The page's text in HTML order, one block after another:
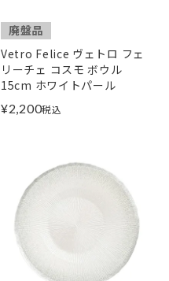
廃盤品
Vetro Felice ヴェトロ フェ
リーチェ コスモ ボウル
15cm ホワイトパール
¥2,200税込